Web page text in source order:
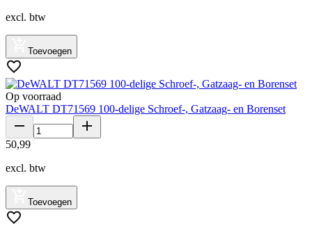
excl. btw
Toevoegen
Op voorraad
DeWALT DT71569 100-delige Schroef-, Gatzaag- en Borenset
50,99
excl. btw
Toevoegen